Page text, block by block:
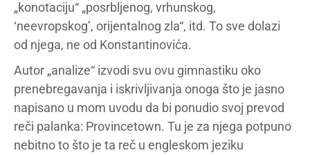
„konotaciju“ „posrbljenog, vrhunskog,
‘neevropskog’, orijentalnog zla“, itd. To sve dolazi
od njega, ne od Konstantinovića.
Autor „analize“ izvodi svu ovu gimnastiku oko
prenebregavanja i iskrivljivanja onoga što je jasno
napisano u mom uvodu da bi ponudio svoj prevod
reči palanka: Provincetown. Tu je za njega potpuno
nebitno to što je ta reč u engleskom jeziku